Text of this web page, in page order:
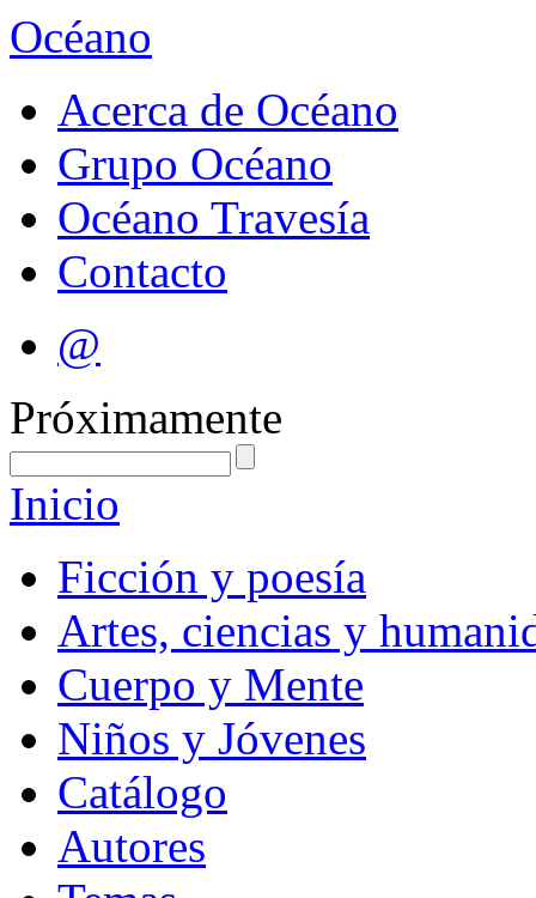
Océano
Acerca de Océano
Grupo Océano
Océano Travesía
Contacto
@
Próximamente
Inicio
Ficción y poesía
Artes, ciencias y
Cuerpo y Mente
Niños y Jóvenes
Catálogo
Autores